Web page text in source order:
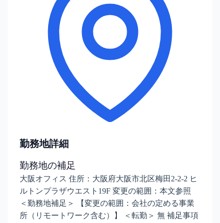
勤務地詳細
勤務地の補足
大阪オフィス 住所：大阪府大阪市北区梅田2-2-2 ヒ
ルトンプラザウエスト19F 変更の範囲：本文参照
＜勤務地補足＞ 【変更の範囲：会社の定める事業
所（リモートワーク含む）】 ＜転勤＞ 無 補足事項